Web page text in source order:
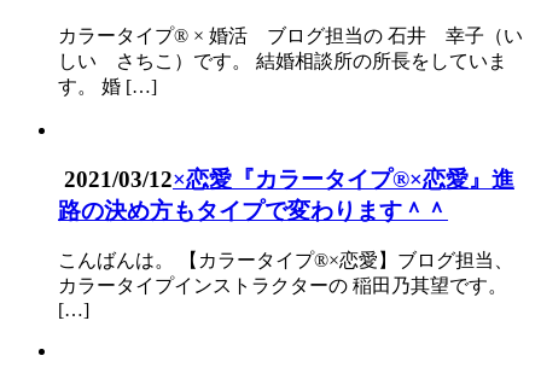
カラータイプ® × 婚活 ブログ担当の 石井 幸子（い
しい さちこ）です。 結婚相談所の所長をしていま
す。 婚 […]
2021/03/12×恋愛 『カラータイプ®×恋愛』進
路の決め方もタイプで変わります＾＾
こんばんは。 【カラータイプ®×恋愛】ブログ担当、
カラータイプインストラクターの 稲田乃其望です。
[…]